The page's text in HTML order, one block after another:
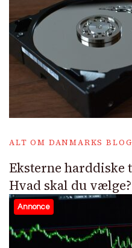
ALT OM DANMARKS BLOG
Eksterne harddiske
Hvad skal du vælge?
Annonce